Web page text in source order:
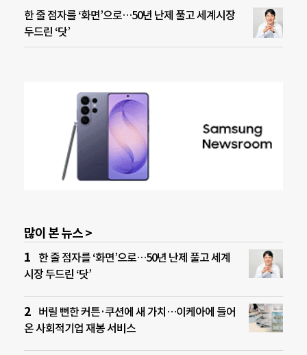
한 줄 점자를 ‘화면’으로…50년 난제 풀고 세계시장
두드린 ‘닷’
많이 본 뉴스 >
한 줄 점자를 ‘화면’으로…50년 난제 풀고 세계
시장 두드린 ‘닷’
버릴 뻔한 커튼·쿠션에 새 가치…이케아에 들어
온 사회적기업 재봉 서비스